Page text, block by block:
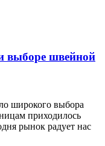
выборе швейной
широкого выбора
приходилось
рынок радует нас